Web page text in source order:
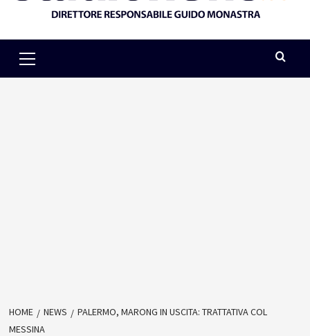
Menu
HOME NEWS
PALERMO, MARONG IN USCITA: TRATTATIVA COL
MESSINA